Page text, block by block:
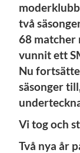
två
68 matcher
vunnit ett
Nu
säsonger
Vi tog och
Två nya år